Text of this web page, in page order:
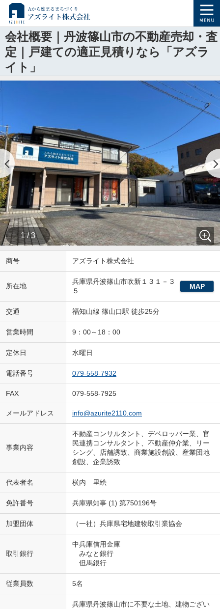
会社概要｜丹波篠山市の不動産売却・査
定｜戸建ての適正見積りなら「アズラ
イト」
1 / 3
商号 アズライト株式会社
所在地
兵庫県丹波篠山市吹新１３１－３
５
MAP
交通 福知山線 篠山口駅 徒歩25分
営業時間 9：00～18：00
定休日 水曜日
電話番号 079-558-7932
FAX 079-558-7925
メールアドレス info@azurite2110.com
事業内容
不動産コンサルタント、デベロッパー業、官
民連携コンサルタント、不動産仲介業、リー
シング、店舗誘致、商業施設創設、産業団地
創設、企業誘致
代表者名 横内 里絵
免許番号 兵庫県知事 (1) 第750196号
加盟団体 （一社）兵庫県宅地建物取引業協会
取引銀行
中兵庫信用金庫
みなと銀行
但馬銀行
従業員数 5名
兵庫県丹波篠山市に不要な土地、建物ござい